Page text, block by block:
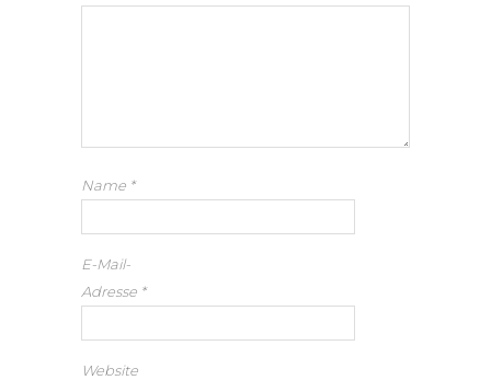
Name *
E-Mail-
Adresse *
Website